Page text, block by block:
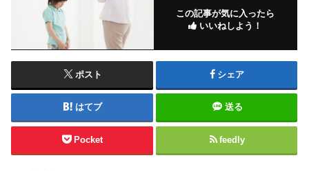
この記事が気に入ったら
いいねしよう！
ポスト シェア
はてブ 送る
Pocket feedly